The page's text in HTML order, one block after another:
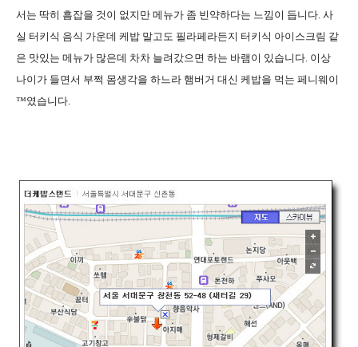
서는 딱히 흠잡을 것이 없지만 메뉴가 좀 빈약하다는 느낌이 듭니다. 사
실 터키식 음식 가운데 케밥 말고도 필라페라든지 터키식 아이스크림 같
은 맛있는 메뉴가 많은데 차차 늘려갔으면 하는 바램이 있습니다. 이상
나이가 들면서 부쩍 몸생각을 하느라 햄버거 대신 케밥을 먹는 페니웨이
™였습니다.